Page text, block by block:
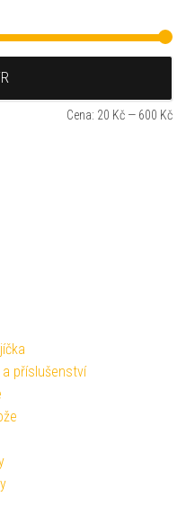
Cena: 20 Kč — 600 Kč
příslušenství